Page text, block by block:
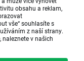
obsahu a reklam,
vše“ souhlasíte s
z naší strany.
v našich